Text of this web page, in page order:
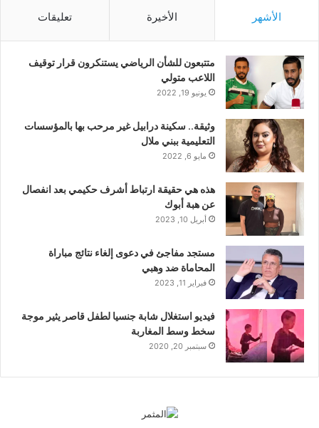
الأشهر الأخيرة تعليقات
متتبعون للشأن الرياضي يستنكرون قرار توقيف
اللاعب متولي
يونيو 19, 2022
وثيقة.. سكينة درابيل غير مرحب بها بالمؤسسات
التعليمية ببني ملال
مايو 6, 2022
هذه هي حقيقة ارتباط أشرف حكيمي بعد انفصال
عن هبة أبوك
أبريل 10, 2023
مستجد مفاجئ في دعوى إلغاء نتائج مباراة
المحاماة ضد وهبي
فبراير 11, 2023
فيديو استغلال شابة جنسيا لطفل قاصر يثير موجة
سخط وسط المغاربة
سبتمبر 20, 2020